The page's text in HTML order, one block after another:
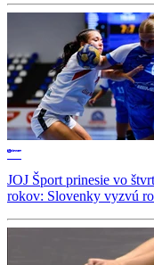
JOJ Šport prinesie vo
rokov: Slovenky vyzvú